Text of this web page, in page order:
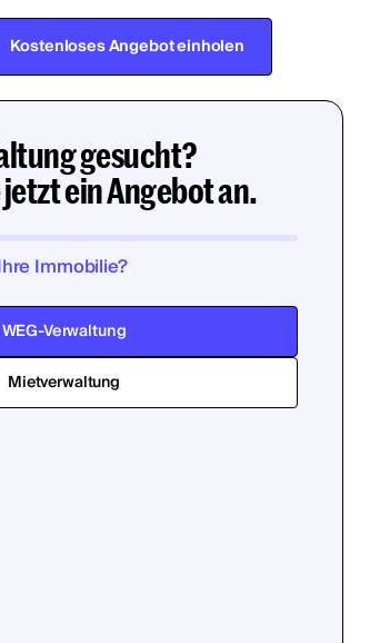
Kostenloses Angebot einholen
gesucht?
jetzt ein Angebot an.
Immobilie?
WEG-Verwaltung
Mietverwaltung